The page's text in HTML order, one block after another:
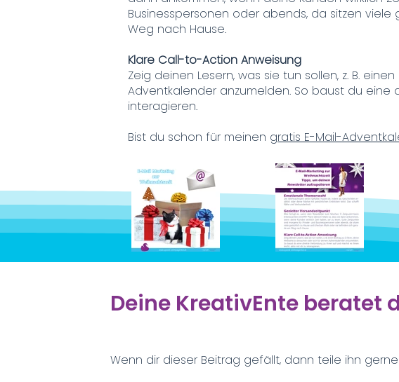
Businesspersonen oder abends, da sitzen
Weg nach Hause.
Klare Call-to-Action Anweisung
Zeig deinen Lesern, was sie tun sollen, z. B.
Adventkalender anzumelden. So baust du eine
interagieren.
Bist du schon für meinen gratis E-Mail-
Deine KreativEnte beratet
Wenn dir dieser Beitrag gefällt, dann teile ihn